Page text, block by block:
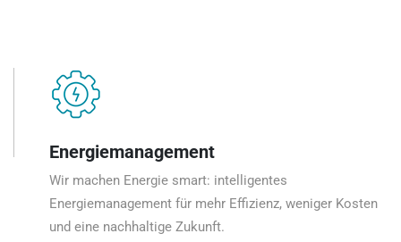
Energiemanagement
Wir machen Energie smart: intelligentes
Energiemanagement für mehr Effizienz, weniger Kosten
und eine nachhaltige Zukunft.